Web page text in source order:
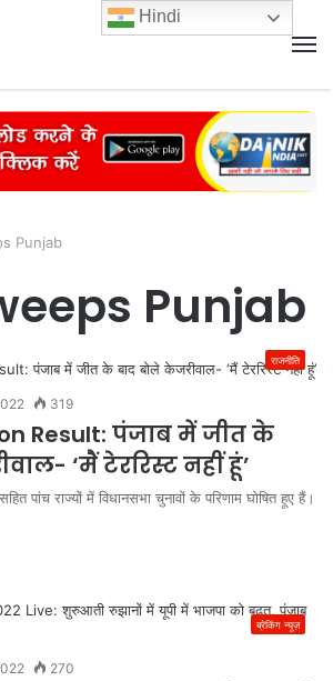
Punjab
Punjab
राजनीति
319
Result: पंजाब में जीत के
‘मैं टेररिस्ट नहीं हूं’
पांच राज्यों में विधानसभा चुनावों के परिणाम घोषित हूए हैं।
ब्रेकिंग न्यूज़
270
Hindi